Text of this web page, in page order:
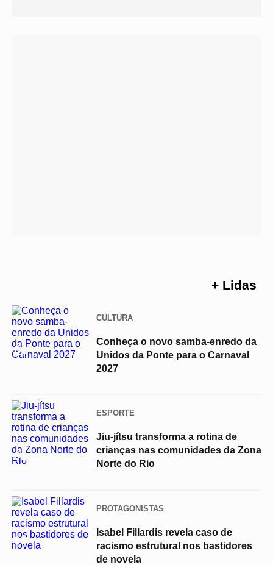
+ Lidas
01
CULTURA
Conheça o novo samba-enredo da
Unidos da Ponte para o Carnaval
2027
02
ESPORTE
Jiu-jítsu transforma a rotina de
crianças nas comunidades da Zona
Norte do Rio
03
PROTAGONISTAS
Isabel Fillardis revela caso de
racismo estrutural nos bastidores
de novela